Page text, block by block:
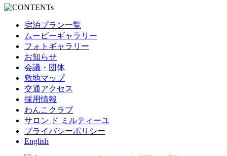
宿泊プラン一覧
ムービーギャラリー
フォトギャラリー
お知らせ
会議・団体
敷地マップ
交通アクセス
採用情報
わんこクラブ
サロン ド ミルティーユ
プライバシーポリシー
English